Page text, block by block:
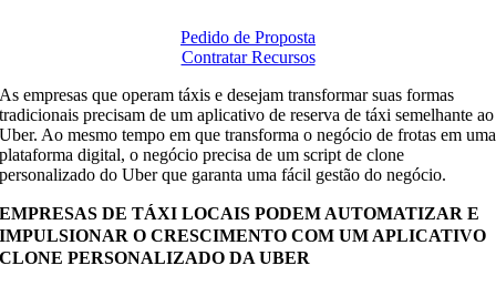
Pedido de Proposta
Contratar Recursos
As empresas que operam táxis e desejam transformar suas formas
tradicionais precisam de um aplicativo de reserva de táxi semelhante ao
Uber. Ao mesmo tempo em que transforma o negócio de frotas em uma
plataforma digital, o negócio precisa de um script de clone
personalizado do Uber que garanta uma fácil gestão do negócio.
EMPRESAS DE TÁXI LOCAIS PODEM AUTOMATIZAR E
IMPULSIONAR O CRESCIMENTO COM UM APLICATIVO
CLONE PERSONALIZADO DA UBER